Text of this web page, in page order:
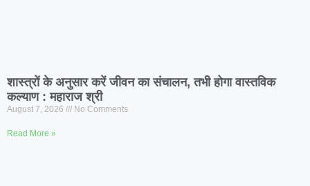
शास्त्रों के अनुसार करें जीवन का संचालन, तभी होगा वास्तविक
कल्याण : महाराज श्री
August 7, 2026 No Comments
Read More »